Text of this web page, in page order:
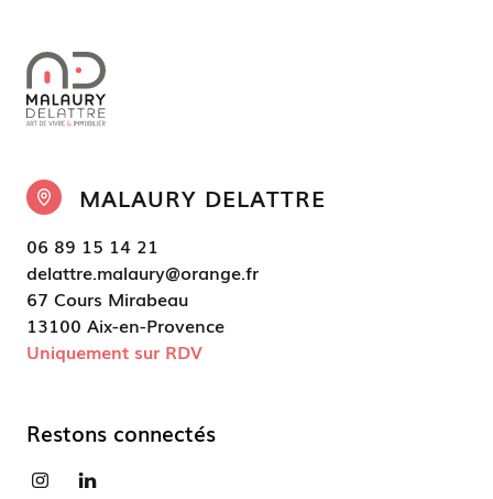
MALAURY DELATTRE
06 89 15 14 21
delattre.malaury@orange.fr
67 Cours Mirabeau
13100 Aix-en-Provence
Uniquement sur RDV
Restons connectés